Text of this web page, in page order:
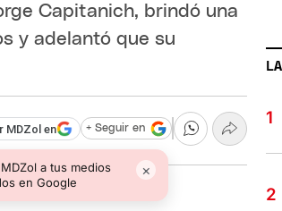
Capitanich, brindó una
y adelantó que su
MDZol en
a tus medios
en Google
×
+ Seguir en